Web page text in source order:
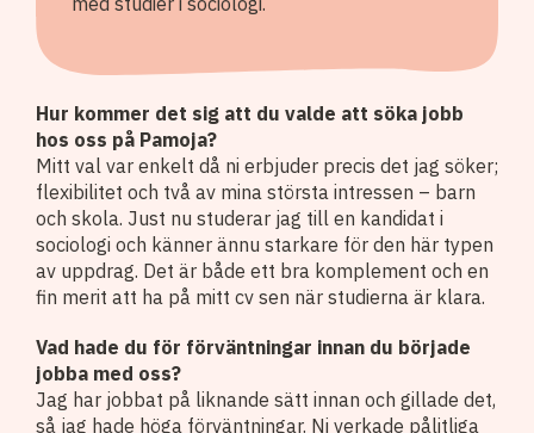
Hur kommer det sig att du valde att söka jobb
hos oss på Pamoja?
Mitt val var enkelt då ni erbjuder precis det jag söker;
flexibilitet och två av mina största intressen – barn
och skola. Just nu studerar jag till en kandidat i
sociologi och känner ännu starkare för den här typen
av uppdrag. Det är både ett bra komplement och en
fin merit att ha på mitt cv sen när studierna är klara.
Vad hade du för förväntningar innan du började
jobba med oss?
Jag har jobbat på liknande sätt innan och gillade det,
så jag hade höga förväntningar. Ni verkade pålitliga